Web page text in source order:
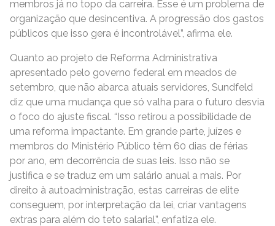
membros já no topo da carreira. Esse é um problema de
organização que desincentiva. A progressão dos gastos
públicos que isso gera é incontrolável”, afirma ele.
Quanto ao projeto de Reforma Administrativa
apresentado pelo governo federal em meados de
setembro, que não abarca atuais servidores, Sundfeld
diz que uma mudança que só valha para o futuro desvia
o foco do ajuste fiscal. “Isso retirou a possibilidade de
uma reforma impactante. Em grande parte, juízes e
membros do Ministério Público têm 60 dias de férias
por ano, em decorrência de suas leis. Isso não se
justifica e se traduz em um salário anual a mais. Por
direito à autoadministração, estas carreiras de elite
conseguem, por interpretação da lei, criar vantagens
extras para além do teto salarial”, enfatiza ele.